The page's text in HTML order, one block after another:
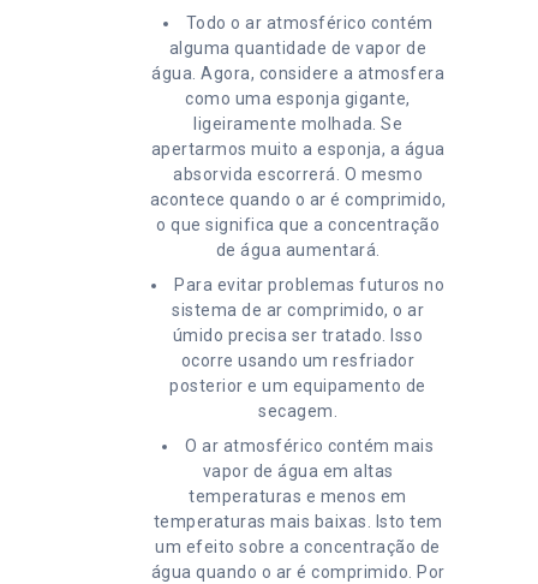
Todo o ar atmosférico contém
alguma quantidade de vapor de
água. Agora, considere a atmosfera
como uma esponja gigante,
ligeiramente molhada. Se
apertarmos muito a esponja, a água
absorvida escorrerá. O mesmo
acontece quando o ar é comprimido,
o que significa que a concentração
de água aumentará.
Para evitar problemas futuros no
sistema de ar comprimido, o ar
úmido precisa ser tratado. Isso
ocorre usando um resfriador
posterior e um equipamento de
secagem.
O ar atmosférico contém mais
vapor de água em altas
temperaturas e menos em
temperaturas mais baixas. Isto tem
um efeito sobre a concentração de
água quando o ar é comprimido. Por